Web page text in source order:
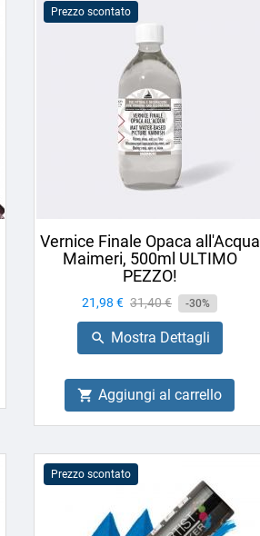
Prezzo scontato
Vernice Finale Opaca all'Acqua
Maimeri, 500ml ULTIMO
PEZZO!
Prezzo
21,98 € Prezzo
base
31,40 € -30%
 Mostra Dettagli
 Aggiungi al carrello
Prezzo scontato